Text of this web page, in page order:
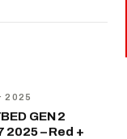
· 2025
GEN 2
– Red +